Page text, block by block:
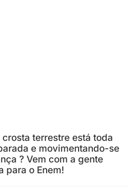
terrestre está toda
e movimentando-se
? Vem com a gente
para o Enem!